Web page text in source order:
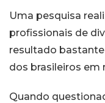
Uma pesquisa
profissionais de
resultado
dos brasileiros em
Quando